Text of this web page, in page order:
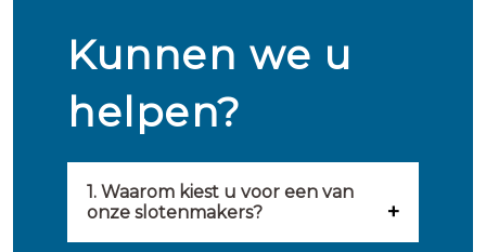
Kunnen we u
helpen?
1. Waarom kiest u voor een van
onze slotenmakers?